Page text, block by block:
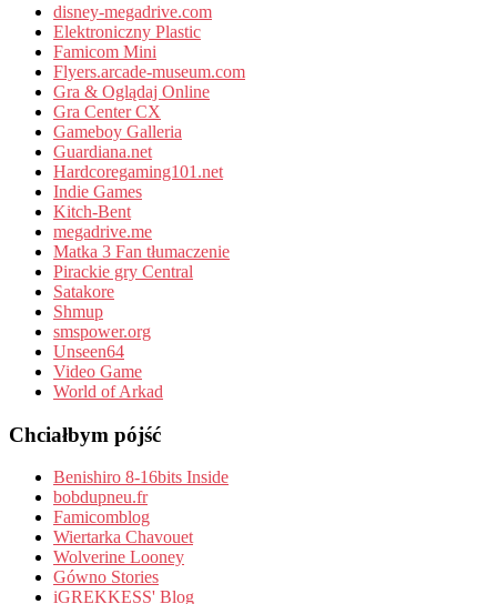
disney-megadrive.com
Elektroniczny Plastic
Famicom Mini
Flyers.arcade-museum.com
Gra & Oglądaj Online
Gra Center CX
Gameboy Galleria
Guardiana.net
Hardcoregaming101.net
Indie Games
Kitch-Bent
megadrive.me
Matka 3 Fan tłumaczenie
Pirackie gry Central
Satakore
Shmup
smspower.org
Unseen64
Video Game
World of Arkad
Chciałbym pójść
Benishiro 8-16bits Inside
bobdupneu.fr
Famicomblog
Wiertarka Chavouet
Wolverine Looney
Gówno Stories
iGREKKESS' Blog